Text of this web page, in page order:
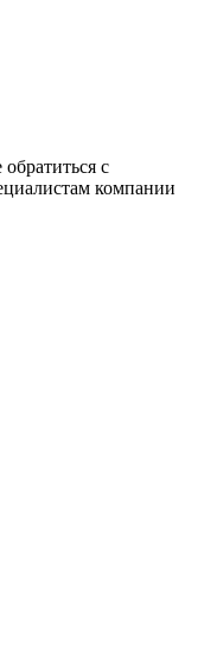
с
компании